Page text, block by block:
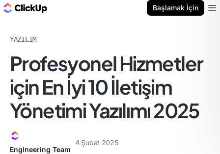
Başlamak İçin
YAZILIM
Profesyonel Hizmetler
için En İyi 10 İletişim
Yönetimi Yazılımı 2025
Engineering Team
4 Şubat 2025